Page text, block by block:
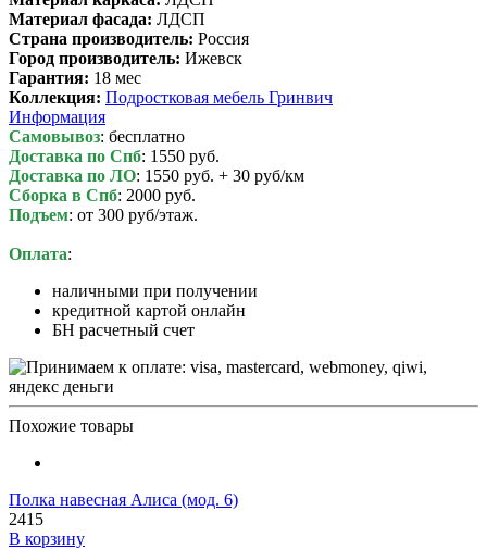
Материал фасада: ЛДСП
Cтрана производитель: Россия
Город производитель: Ижевск
Гарантия: 18 мес
Коллекция: Подростковая мебель Гринвич
Информация
Самовывоз: бесплатно
Доставка по Спб: 1550 руб.
Доставка по ЛО: 1550 руб. + 30 руб/км
Сборка в Спб: 2000 руб.
Подъем: от 300 руб/этаж.
Оплата:
наличными при получении
кредитной картой онлайн
БН расчетный счет
Похожие товары
Полка навесная Алиса (мод. 6)
2415
В корзину